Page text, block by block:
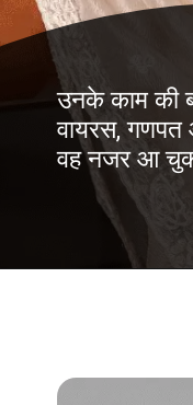
उनके काम की
वायरस, गणपत
वह नजर आ